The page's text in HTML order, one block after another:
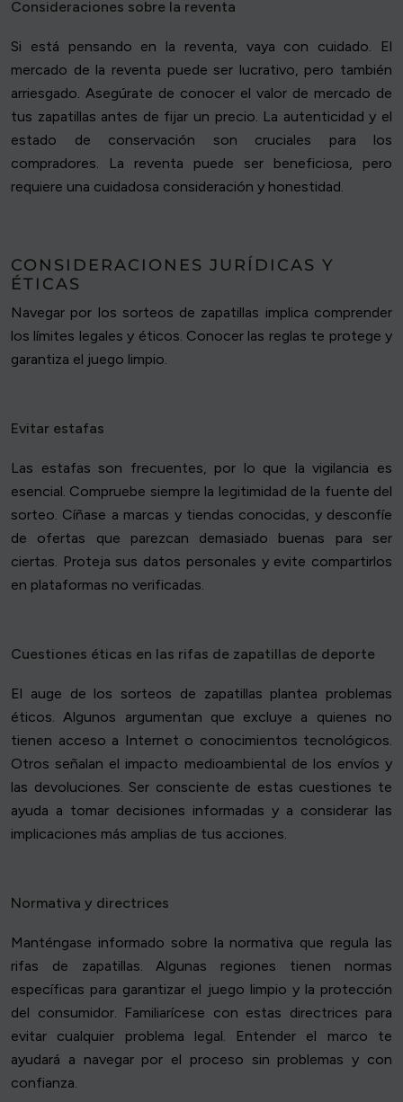
Consideraciones sobre la reventa
Si está pensando en la reventa, vaya con cuidado. El
mercado de la reventa puede ser lucrativo, pero también
arriesgado. Asegúrate de conocer el valor de mercado de
tus zapatillas antes de fijar un precio. La autenticidad y el
estado de conservación son cruciales para los
compradores. La reventa puede ser beneficiosa, pero
requiere una cuidadosa consideración y honestidad.
CONSIDERACIONES JURÍDICAS Y
ÉTICAS
Navegar por los sorteos de zapatillas implica comprender
los límites legales y éticos. Conocer las reglas te protege y
garantiza el juego limpio.
Evitar estafas
Las estafas son frecuentes, por lo que la vigilancia es
esencial. Compruebe siempre la legitimidad de la fuente del
sorteo. Cíñase a marcas y tiendas conocidas, y desconfíe
de ofertas que parezcan demasiado buenas para ser
ciertas. Proteja sus datos personales y evite compartirlos
en plataformas no verificadas.
Cuestiones éticas en las rifas de zapatillas de deporte
El auge de los sorteos de zapatillas plantea problemas
éticos. Algunos argumentan que excluye a quienes no
tienen acceso a Internet o conocimientos tecnológicos.
Otros señalan el impacto medioambiental de los envíos y
las devoluciones. Ser consciente de estas cuestiones te
ayuda a tomar decisiones informadas y a considerar las
implicaciones más amplias de tus acciones.
Normativa y directrices
Manténgase informado sobre la normativa que regula las
rifas de zapatillas. Algunas regiones tienen normas
específicas para garantizar el juego limpio y la protección
del consumidor. Familiarícese con estas directrices para
evitar cualquier problema legal. Entender el marco te
ayudará a navegar por el proceso sin problemas y con
confianza.